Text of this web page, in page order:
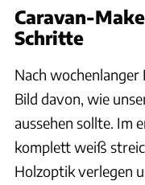
Caravan-
Schritte
Nach wochenlanger
Bild davon, wie
aussehen sollte. Im
komplett weiß
Holzoptik verlegen